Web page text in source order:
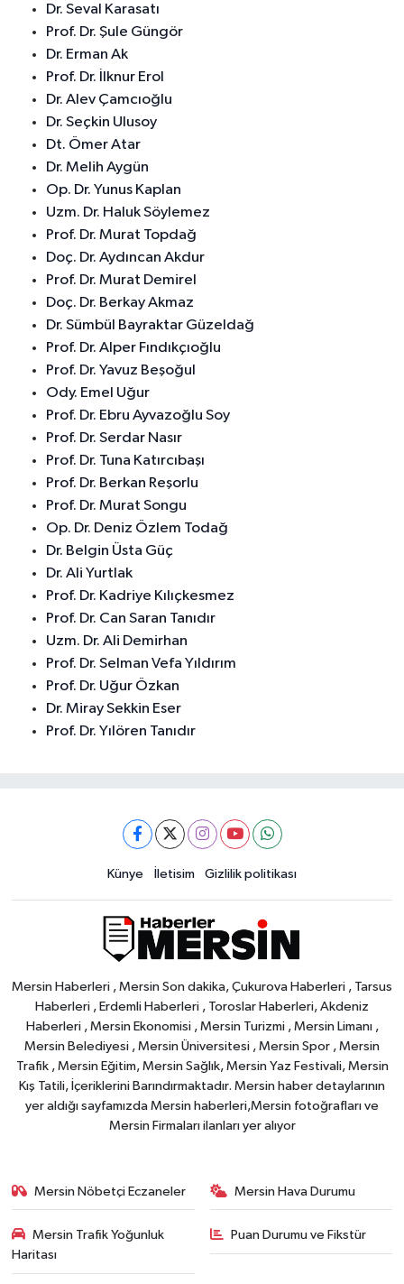
Dr. Seval Karasatı
Prof. Dr. Şule Güngör
Dr. Erman Ak
Prof. Dr. İlknur Erol
Dr. Alev Çamcıoğlu
Dr. Seçkin Ulusoy
Dt. Ömer Atar
Dr. Melih Aygün
Op. Dr. Yunus Kaplan
Uzm. Dr. Haluk Söylemez
Prof. Dr. Murat Topdağ
Doç. Dr. Aydıncan Akdur
Prof. Dr. Murat Demirel
Doç. Dr. Berkay Akmaz
Dr. Sümbül Bayraktar Güzeldağ
Prof. Dr. Alper Fındıkçıoğlu
Prof. Dr. Yavuz Beşoğul
Ody. Emel Uğur
Prof. Dr. Ebru Ayvazoğlu Soy
Prof. Dr. Serdar Nasır
Prof. Dr. Tuna Katırcıbaşı
Prof. Dr. Berkan Reşorlu
Prof. Dr. Murat Songu
Op. Dr. Deniz Özlem Todağ
Dr. Belgin Üsta Güç
Dr. Ali Yurtlak
Prof. Dr. Kadriye Kılıçkesmez
Prof. Dr. Can Saran Tanıdır
Uzm. Dr. Ali Demirhan
Prof. Dr. Selman Vefa Yıldırım
Prof. Dr. Uğur Özkan
Dr. Miray Sekkin Eser
Prof. Dr. Yılören Tanıdır
Künye İletisim Gizlilik politikası
Mersin Haberleri , Mersin Son dakika, Çukurova Haberleri , Tarsus
Haberleri , Erdemli Haberleri , Toroslar Haberleri, Akdeniz
Haberleri , Mersin Ekonomisi , Mersin Turizmi , Mersin Limanı ,
Mersin Belediyesi , Mersin Üniversitesi , Mersin Spor , Mersin
Trafik , Mersin Eğitim, Mersin Sağlık, Mersin Yaz Festivali, Mersin
Kış Tatili, İçeriklerini Barındırmaktadır. Mersin haber detaylarının
yer aldığı sayfamızda Mersin haberleri,Mersin fotoğrafları ve
Mersin Firmaları ilanları yer alıyor
Mersin Nöbetçi Eczaneler Mersin Hava Durumu
Mersin Trafik Yoğunluk
Haritası
Puan Durumu ve Fikstür